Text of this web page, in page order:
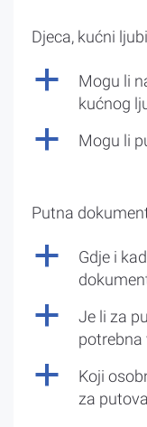
Djeca, kućni
a
Mogu li
kućnog
a Mogu li
Putna
a
Gdje i
a
Je li za
potrebna
a
Koji
za